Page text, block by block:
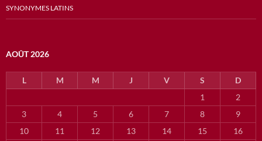
SYNONYMES LATINS
AOÛT 2026
L M M J V S
D
1
2
3
4 5 6 7 8
9
10
11 12 13 14 15 16